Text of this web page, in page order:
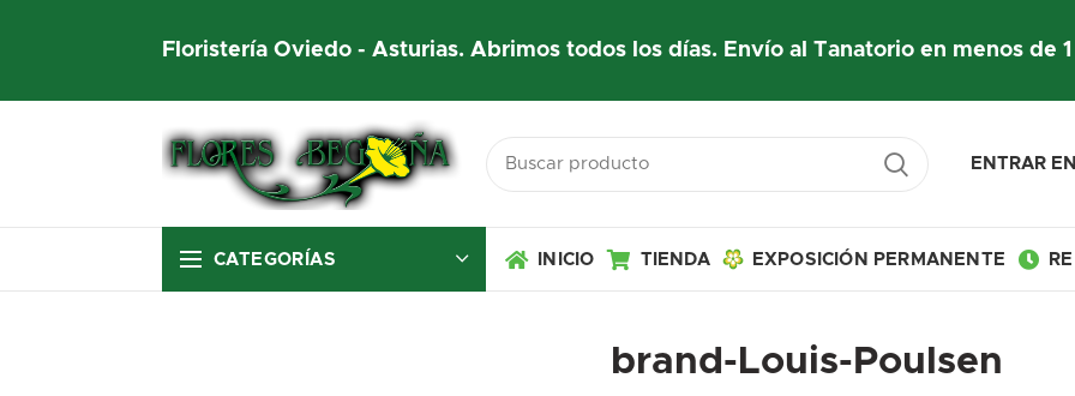
Floristería Oviedo - Asturias. Abrimos todos los días. Envío al Tanatorio en menos de 1
ENTRAR
CATEGORÍAS INICIO TIENDA EXPOSICIÓN PERMANENTE
brand-Louis-Poulsen